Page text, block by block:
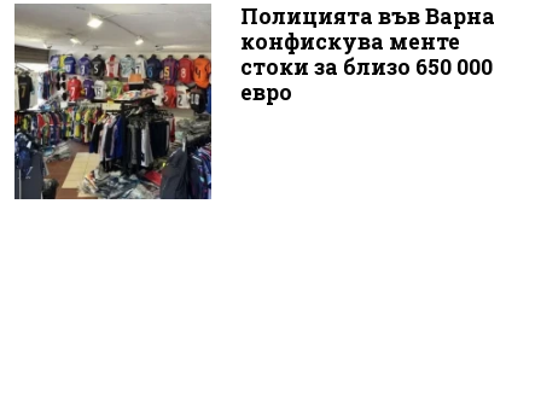
Полицията във Варна
конфискува менте
стоки за близо 650 000
евро